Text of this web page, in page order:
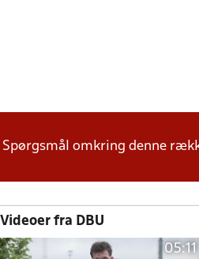
Spørgsmål omkring denne
Videoer fra DBU
05:11